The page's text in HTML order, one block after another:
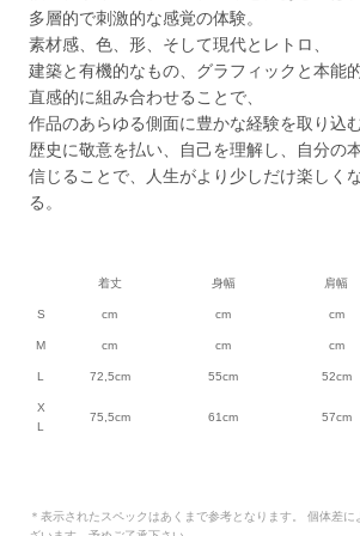
多層的で刺激的な感覚の体験。
素材感、色、形、そして現代とレトロ、
建築と有機的なもの、グラフィックと本能
直感的に組み合わせることで、
作品のあらゆる側面に豊かな経験を取り込む
歴史に敬意を払い、自己を理解し、自分の
信じることで、人生がより少しだけ楽しく
る。
着丈 身幅 肩幅
S cm cm cm
M cm cm cm
L 72,5cm 55cm 52cm
X
L
75,5cm 61cm 57cm
＊表示されたスペックはあくまで参考となります。 個体差